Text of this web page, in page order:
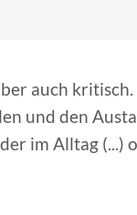
auch
und den
im Alltag (...)